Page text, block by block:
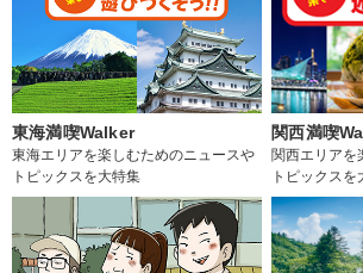
東海満喫Walker
東海エリアを楽しむためのニュースや
トピックスを大特集
関西満喫
関西エリアを
トピックスを